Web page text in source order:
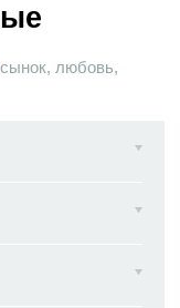
сынок, любовь,